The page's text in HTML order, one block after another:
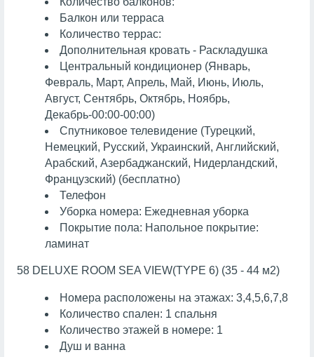
Балкон или терраса
Количество террас:
Дополнительная кровать - Раскладушка
Центральный кондиционер (Январь,
Февраль, Март, Апрель, Май, Июнь, Июль,
Август, Сентябрь, Октябрь, Ноябрь,
Декабрь-00:00-00:00)
Спутниковое телевидение (Турецкий,
Немецкий, Русский, Украинский, Английский,
Арабский, Азербаджанский, Нидерландский,
Французский) (бесплатно)
Телефон
Уборка номера: Ежедневная уборка
Покрытие пола: Напольное покрытие:
ламинат
58 DELUXE ROOM SEA VIEW(TYPE 6) (35 - 44 м2)
Номера расположены на этажах: 3,4,5,6,7,8
Количество спален: 1 спальня
Количество этажей в номере: 1
Душ и ванна